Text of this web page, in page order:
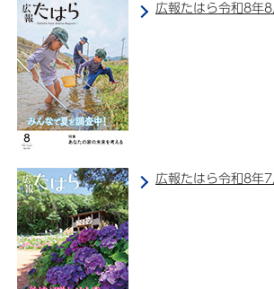
広報たはら令和8年
広報たはら令和8年